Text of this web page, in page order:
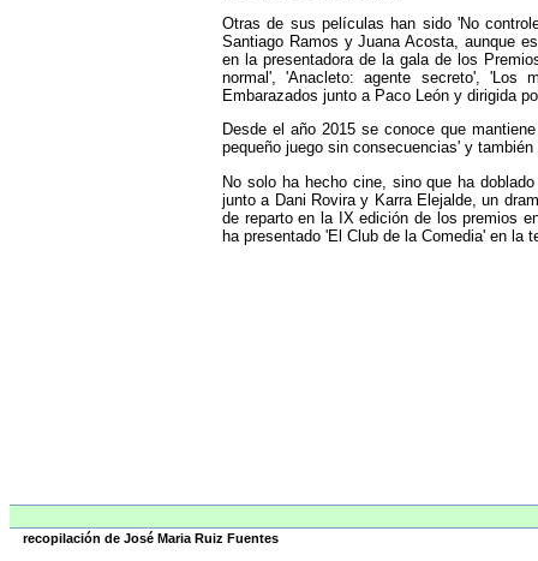
Otras de sus películas han sido 'No
Santiago Ramos y Juana Acosta, aunque
en la presentadora de la gala de los
normal', 'Anacleto: agente secreto', 'Los
Embarazados junto a Paco León y dirigida
Desde el año 2015 se conoce que
pequeño juego sin consecuencias' y
No solo ha hecho cine, sino que ha
junto a Dani Rovira y Karra Elejalde, un
de reparto en la IX edición de los premios
ha presentado 'El Club de la Comedia' en la
recopilación de José Maria Ruiz Fuentes